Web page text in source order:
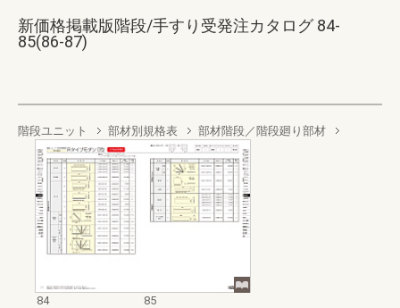
新価格掲載版階段/手すり受発注カタログ 84-
85(86-87)
階段ユニット 部材別規格表 部材階段／階段廻り部材
84
85